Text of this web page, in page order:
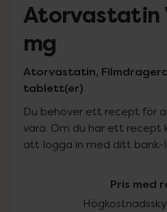
Atorvastatin
mg
Atorvastatin,
tablett(er)
Du behöver ett recept för
vara. Om du har ett recept
att logga in med ditt bank-
Pris med